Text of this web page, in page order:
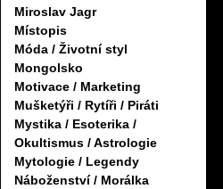
Miroslav Jagr
Místopis
Móda / Životní styl
Mongolsko
Motivace / Marketing
Mušketýři / Rytíři / Piráti
Mystika / Esoterika /
Okultismus / Astrologie
Mytologie / Legendy
Náboženství / Morálka